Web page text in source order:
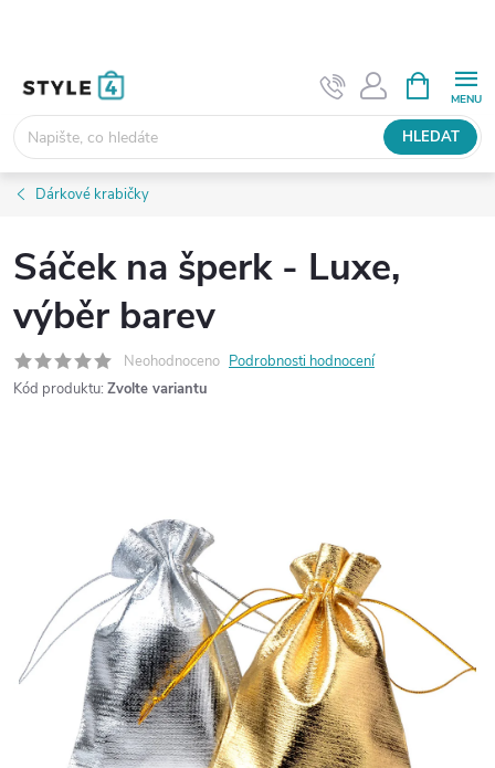
HLEDAT
NÁKUPNÍ
KOŠÍK
Dárkové krabičky
Sáček na šperk - Luxe,
výběr barev
Neohodnoceno Podrobnosti hodnocení
Kód produktu: Zvolte variantu